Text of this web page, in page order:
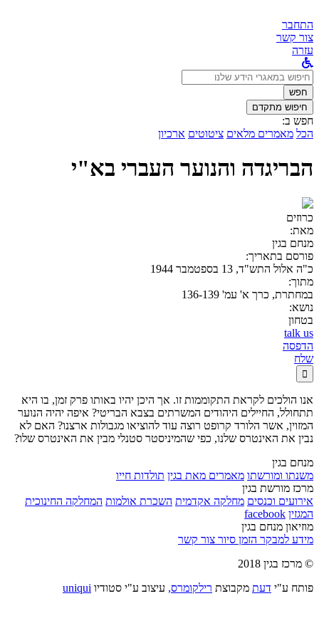
התחבר
צור קשר
עזרה
לחפש
ב:חפש
חיפוש מתקדם
חפש ב:
הכל מאמרים מלאים ציטוטים ארכיון
הבריגדה והנוער העברי בא"י
כרוזים
מאת:
מנחם בגין
פורסם בתאריך:
כ"ה אלול התש"ד, 13 בספטמבר 1944
מתוך:
במחתרת, כרך א' עמ' 136-139
נושא:
בטחון
talk us
הדפסה
שלח

אנו הולכים לקראת התקוממות זו. אך היכן יהיו באותו פרק זמן, בו היא
תתחולל, החיילים היהודים המשרתים בצבא הבריטי? איפה יהיה הנוער
המזוין, אשר הלורד קרופט רוצה עוד להוציאו מגבולות ארצנו? האם לא
נבין את האינטרס שלנו, כפי שהמיניסטר סטנלי מבין את האינטרס שלו?
מנחם בגין
משנתו ומורשתו מאמרים מאת בגין תולדות חייו
מרכז מורשת בגין
אירועים וכנסים מחלקה אקדמית השכרת אולמות המחלקה החינוכית
המגזין facebook
מוזיאון מנחם בגין
מידע למבקר הזמן סיור צור קשר
© מרכז בגין 2018
פותח ע"י דעת מקבוצת רילקומרס, עיצוב ע"י סטודיו uniqui